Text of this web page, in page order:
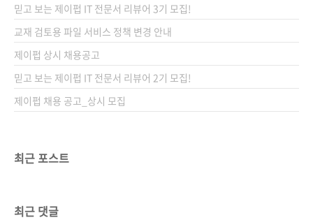
믿고 보는 제이펍 IT 전문서 리뷰어 3기 모집!
교재 검토용 파일 서비스 정책 변경 안내
제이펍 상시 채용공고
믿고 보는 제이펍 IT 전문서 리뷰어 2기 모집!
제이펍 채용 공고_상시 모집
최근 포스트
최근 댓글